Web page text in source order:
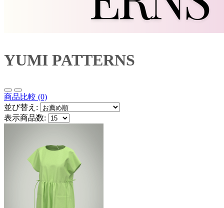
YUMI PATTERNS
商品比較 (0)
並び替え:
表示商品数: